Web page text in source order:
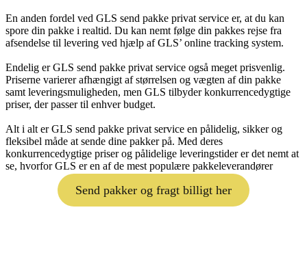
En anden fordel ved GLS send pakke privat service er, at du kan
spore din pakke i realtid. Du kan nemt følge din pakkes rejse fra
afsendelse til levering ved hjælp af GLS’ online tracking system.
Endelig er GLS send pakke privat service også meget prisvenlig.
Priserne varierer afhængigt af størrelsen og vægten af din pakke
samt leveringsmuligheden, men GLS tilbyder konkurrencedygtige
priser, der passer til enhver budget.
Alt i alt er GLS send pakke privat service en pålidelig, sikker og
fleksibel måde at sende dine pakker på. Med deres
konkurrencedygtige priser og pålidelige leveringstider er det nemt at
se, hvorfor GLS er en af de mest populære pakkeleverandører
Send pakker og fragt billigt her